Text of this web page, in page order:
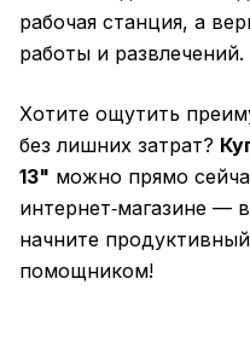
рабочая станция, а
работы и развлечений.
Хотите ощутить
без лишних затрат?
13" можно прямо
интернет‑магазине —
начните
помощником!